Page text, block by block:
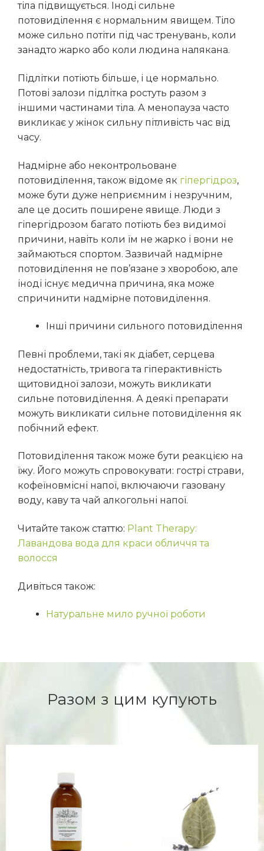
тіла підвищується. Іноді сильне
потовиділення є нормальним явищем. Тіло
може сильно потіти під час тренувань, коли
занадто жарко або коли людина налякана.
Підлітки потіють більше, і це нормально.
Потові залози підлітка ростуть разом з
іншими частинами тіла. А менопауза часто
викликає у жінок сильну пітливість час від
часу.
Надмірне або неконтрольоване
потовиділення, також відоме як гіпергідроз,
може бути дуже неприємним і незручним,
але це досить поширене явище. Люди з
гіпергідрозом багато потіють без видимої
причини, навіть коли їм не жарко і вони не
займаються спортом. Зазвичай надмірне
потовиділення не пов’язане з хворобою, але
іноді існує медична причина, яка може
спричинити надмірне потовиділення.
Інші причини сильного потовиділення
Певні проблеми, такі як діабет, серцева
недостатність, тривога та гіперактивність
щитовидної залози, можуть викликати
сильне потовиділення. А деякі препарати
можуть викликати сильне потовиділення як
побічний ефект.
Потовиділення також може бути реакцією на
їжу. Його можуть спровокувати: гострі страви,
кофеїновмісні напої, включаючи газовану
воду, каву та чай алкогольні напої.
Читайте також статтю: Plant Therapy:
Лавандова вода для краси обличчя та
волосся
Дивіться також:
Натуральне мило ручної роботи
Разом з цим купують